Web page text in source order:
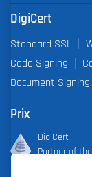
DigiCert
Standard SSL
Code Signing
Document Signing
Prix
DigiCert
Partner of